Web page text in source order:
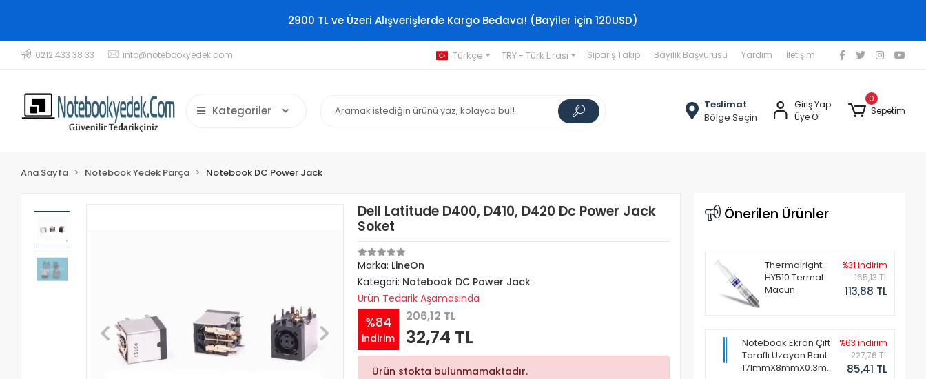
2900 TL ve Üzeri Alışverişlerde Kargo Bedava! (Bayiler için 120USD)
0212 433 38 33 info@notebookyedek.com Türkçe TRY - Türk Lirası Sipariş Takip Bayilik Başvurusu Yardım İletişim
Kategoriler
Teslimat
Bölge Seçin
Giriş Yap
Üye Ol
0
Sepetim
Ana Sayfa Notebook Yedek Parça Notebook DC Power Jack
Dell Latitude D400, D410, D420 Dc Power Jack
Soket
Marka: LineOn
Kategori: Notebook DC Power Jack
Ürün Tedarik Aşamasında
%84
indirim
206,12 TL
32,74 TL
Ürün stokta bulunmamaktadır.
Önerilen Ürünler
Thermalright
HY510 Termal
Macun
%31 indirim
165,13 TL
113,88 TL
Notebook Ekran Çift
Taraflı Uzayan Bant
171mmX8mmX0.3mm
%63 indirim
227,76 TL
85,41 TL